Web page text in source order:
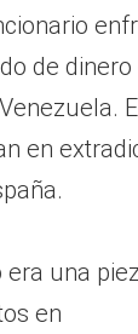
de dinero
en
una
en